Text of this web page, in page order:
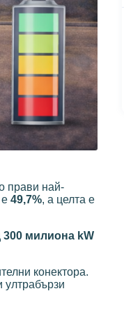
прави най-
49,7%, а целта е
300 милиона kW
конектора.
ултрабързи